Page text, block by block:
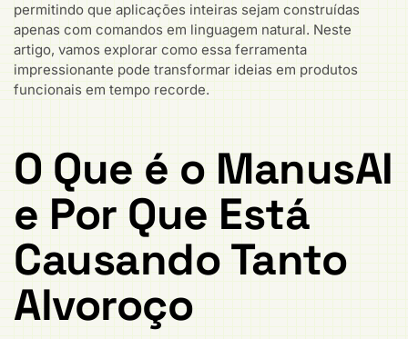
permitindo que aplicações inteiras sejam construídas
apenas com comandos em linguagem natural. Neste
artigo, vamos explorar como essa ferramenta
impressionante pode transformar ideias em produtos
funcionais em tempo recorde.
O Que é o ManusAI
e Por Que Está
Causando Tanto
Alvoroço